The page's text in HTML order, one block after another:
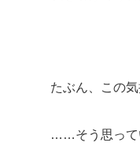
たぶん、この
……そう思って